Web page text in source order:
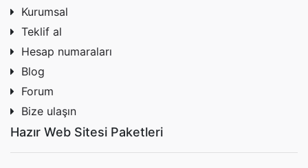
Kurumsal
Teklif al
Hesap numaraları
Blog
Forum
Bize ulaşın
Hazır Web Sitesi Paketleri